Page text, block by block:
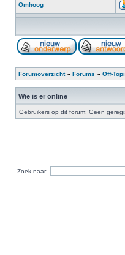
Omhoog
Forumoverzicht» Forums » Off-
Wie is er online
Gebruikers op dit forum: Geen
Zoek naar: